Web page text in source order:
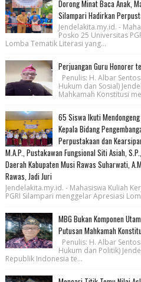
Dorong Minat Baca Anak,
Silampari Hadirkan
Jendelakita.my.id. -
Posko 25 Universitas
Lomba Tematik Literasi yang...
Perjuangan Guru Honorer
Penulis: H. Albar
Hukum dan Sosial)
Mahkamah Konstitusi
65 Siswa Ikuti
Kepala Bidang
Perpustakaan dan
M.A.P., Pustakawan Fungsional Siti Asiah,
Daerah Kabupaten Musi Rawas Suharwati,
Rawas, Jadi Juri
Jendelakita.my.id. - Mahasiswa Kuliah
PGRI Silampari menggelar Apresiasi
MBG Bukan Komponen
Putusan Mahkamah
Penulis: H. Albar
Hukum dan Politik)
Republik Indonesia te...